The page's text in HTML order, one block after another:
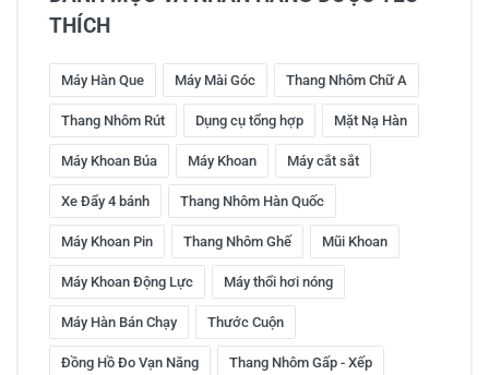
THÍCH
Máy Hàn Que Máy Mài Góc Thang Nhôm Chữ A
Thang Nhôm Rút Dụng cụ tổng hợp Mặt Nạ Hàn
Máy Khoan Búa Máy Khoan Máy cắt sắt
Xe Đẩy 4 bánh Thang Nhôm Hàn Quốc
Máy Khoan Pin Thang Nhôm Ghế Mũi Khoan
Máy Khoan Động Lực Máy thổi hơi nóng
Máy Hàn Bán Chạy Thước Cuộn
Đồng Hồ Đo Vạn Năng Thang Nhôm Gấp - Xếp